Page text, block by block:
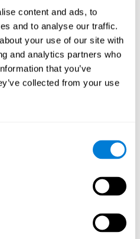
content and ads, to
and to analyse our traffic.
your use of our site with
and analytics partners who
that you’ve
collected from your use
в CogniFit.
записи CogniFit в браузере,
ваше
в этом браузере в
анализа использования
использовать совместно
рекламы;
сайтам, на которых
и веб-сайтов в лучшем
взаимодействуют с их